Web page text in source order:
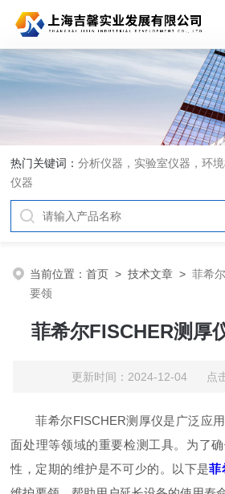
热门关键词：分析仪器，实验室仪器，环
仪器
当前位置：首页 >技术文章 >菲希
要领
菲希尔FISCHER测厚
更新时间：2024-12-04 点
菲希尔FISCHER测厚仪是广泛应用
面处理等领域的重要检测工具。为了
性，定期的维护是不可少的。以下是菲